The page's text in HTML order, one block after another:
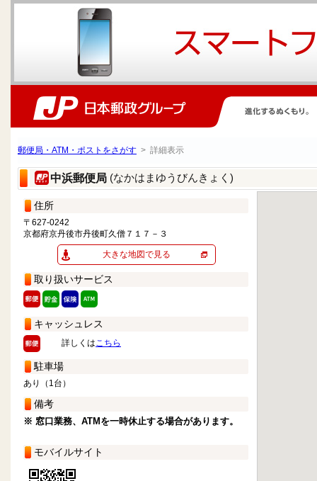
郵便局・ATM・ポストをさがす > 詳細表示
中浜郵便局 (なかはまゆうびんきょく)
住所
〒627-0242
京都府京丹後市丹後町久僧７１７－３
大きな地図で見る
取り扱いサービス
キャッシュレス
詳しくはこちら
駐車場
あり（1台）
備考
※ 窓口業務、ATMを一時休止する場合があります。
モバイルサイト